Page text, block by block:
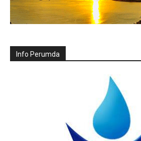
Info Perumda